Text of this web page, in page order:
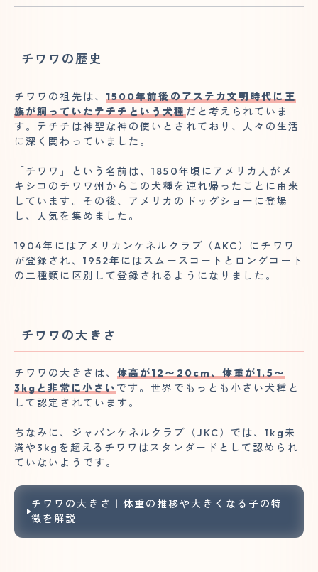
チワワの歴史
チワワの祖先は、 1500年前後のアステカ文明時代に王
族が飼っていたテチチという犬種 だと考えられていま
す。テチチは神聖な神の使いとされており、人々の生活
に深く関わっていました。
「チワワ」という名前は、1850年頃にアメリカ人がメ
キシコのチワワ州からこの犬種を連れ帰ったことに由来
しています。その後、アメリカのドッグショーに登場
し、人気を集めました。
1904年にはアメリカンケネルクラブ（AKC）にチワワ
が登録され、1952年にはスムースコートとロングコート
の二種類に区別して登録されるようになりました。
チワワの大きさ
チワワの大きさは、 体高が12〜20cm、体重が1.5〜
3kgと非常に小さい です。世界でもっとも小さい犬種と
して認定されています。
ちなみに、ジャパンケネルクラブ（JKC）では、1kg未
満や3kgを超えるチワワはスタンダードとして認められ
ていないようです。
チワワの大きさ｜体重の推移や大きくなる子の特
徴を解説